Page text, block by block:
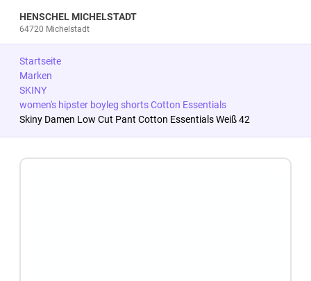
HENSCHEL MICHELSTADT
64720 Michelstadt
Startseite
Marken
SKINY
women's hipster boyleg shorts Cotton Essentials
Skiny Damen Low Cut Pant Cotton Essentials Weiß 42